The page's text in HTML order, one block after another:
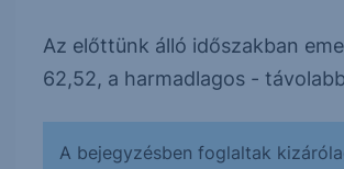
Az előttünk álló időszakban
62,52, a harmadlagos -
A bejegyzésben foglaltak